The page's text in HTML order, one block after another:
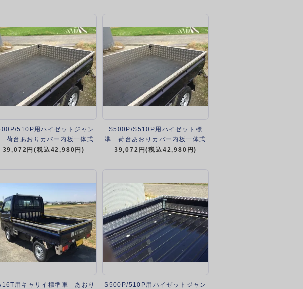
510P用ハイゼットジャン
荷台あおりカバー内板一体式
アルミ縞板 （3辺セット）
39,072円(税込42,980円)
S500P/S510P用ハイゼット標
準 荷台あおりカバー内板一体式
アルミ縞板 （3辺セット）
39,072円(税込42,980円)
用キャリイ標準車 あおり
S500P/510P用ハイゼットジャン